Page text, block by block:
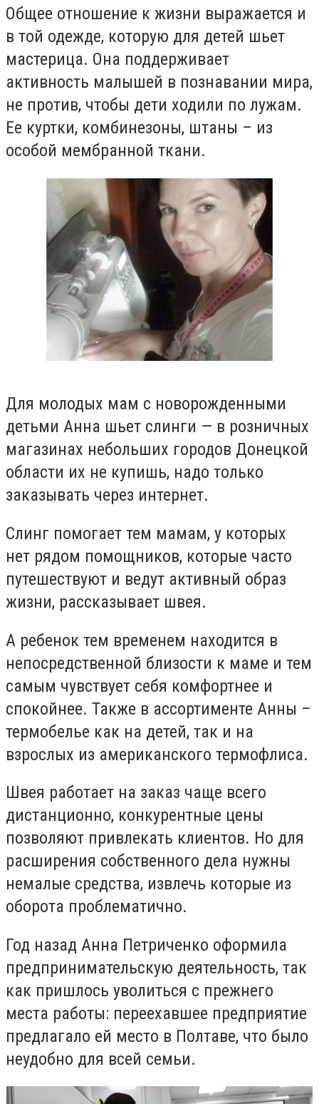
Общее отношение к жизни выражается и
в той одежде, которую для детей шьет
мастерица. Она поддерживает
активность малышей в познавании мира,
не против, чтобы дети ходили по лужам.
Ее куртки, комбинезоны, штаны – из
особой мембранной ткани.
Для молодых мам с новорожденными
детьми Анна шьет слинги — в розничных
магазинах небольших городов Донецкой
области их не купишь, надо только
заказывать через интернет.
Слинг помогает тем мамам, у которых
нет рядом помощников, которые часто
путешествуют и ведут активный образ
жизни, рассказывает швея.
А ребенок тем временем находится в
непосредственной близости к маме и тем
самым чувствует себя комфортнее и
спокойнее. Также в ассортименте Анны –
термобелье как на детей, так и на
взрослых из американского термофлиса.
Швея работает на заказ чаще всего
дистанционно, конкурентные цены
позволяют привлекать клиентов. Но для
расширения собственного дела нужны
немалые средства, извлечь которые из
оборота проблематично.
Год назад Анна Петриченко оформила
предпринимательскую деятельность, так
как пришлось уволиться с прежнего
места работы: переехавшее предприятие
предлагало ей место в Полтаве, что было
неудобно для всей семьи.